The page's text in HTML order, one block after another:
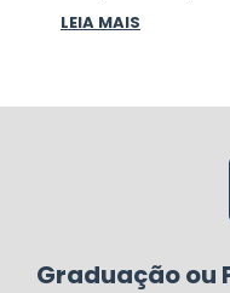
LEIA MAIS
Graduação ou